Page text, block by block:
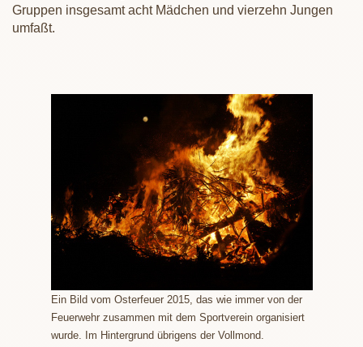
Gruppen insgesamt acht Mädchen und vierzehn Jungen
umfaßt.
Ein Bild vom Osterfeuer 2015, das wie immer von der
Feuerwehr zusammen mit dem Sportverein organisiert
wurde. Im Hintergrund übrigens der Vollmond.